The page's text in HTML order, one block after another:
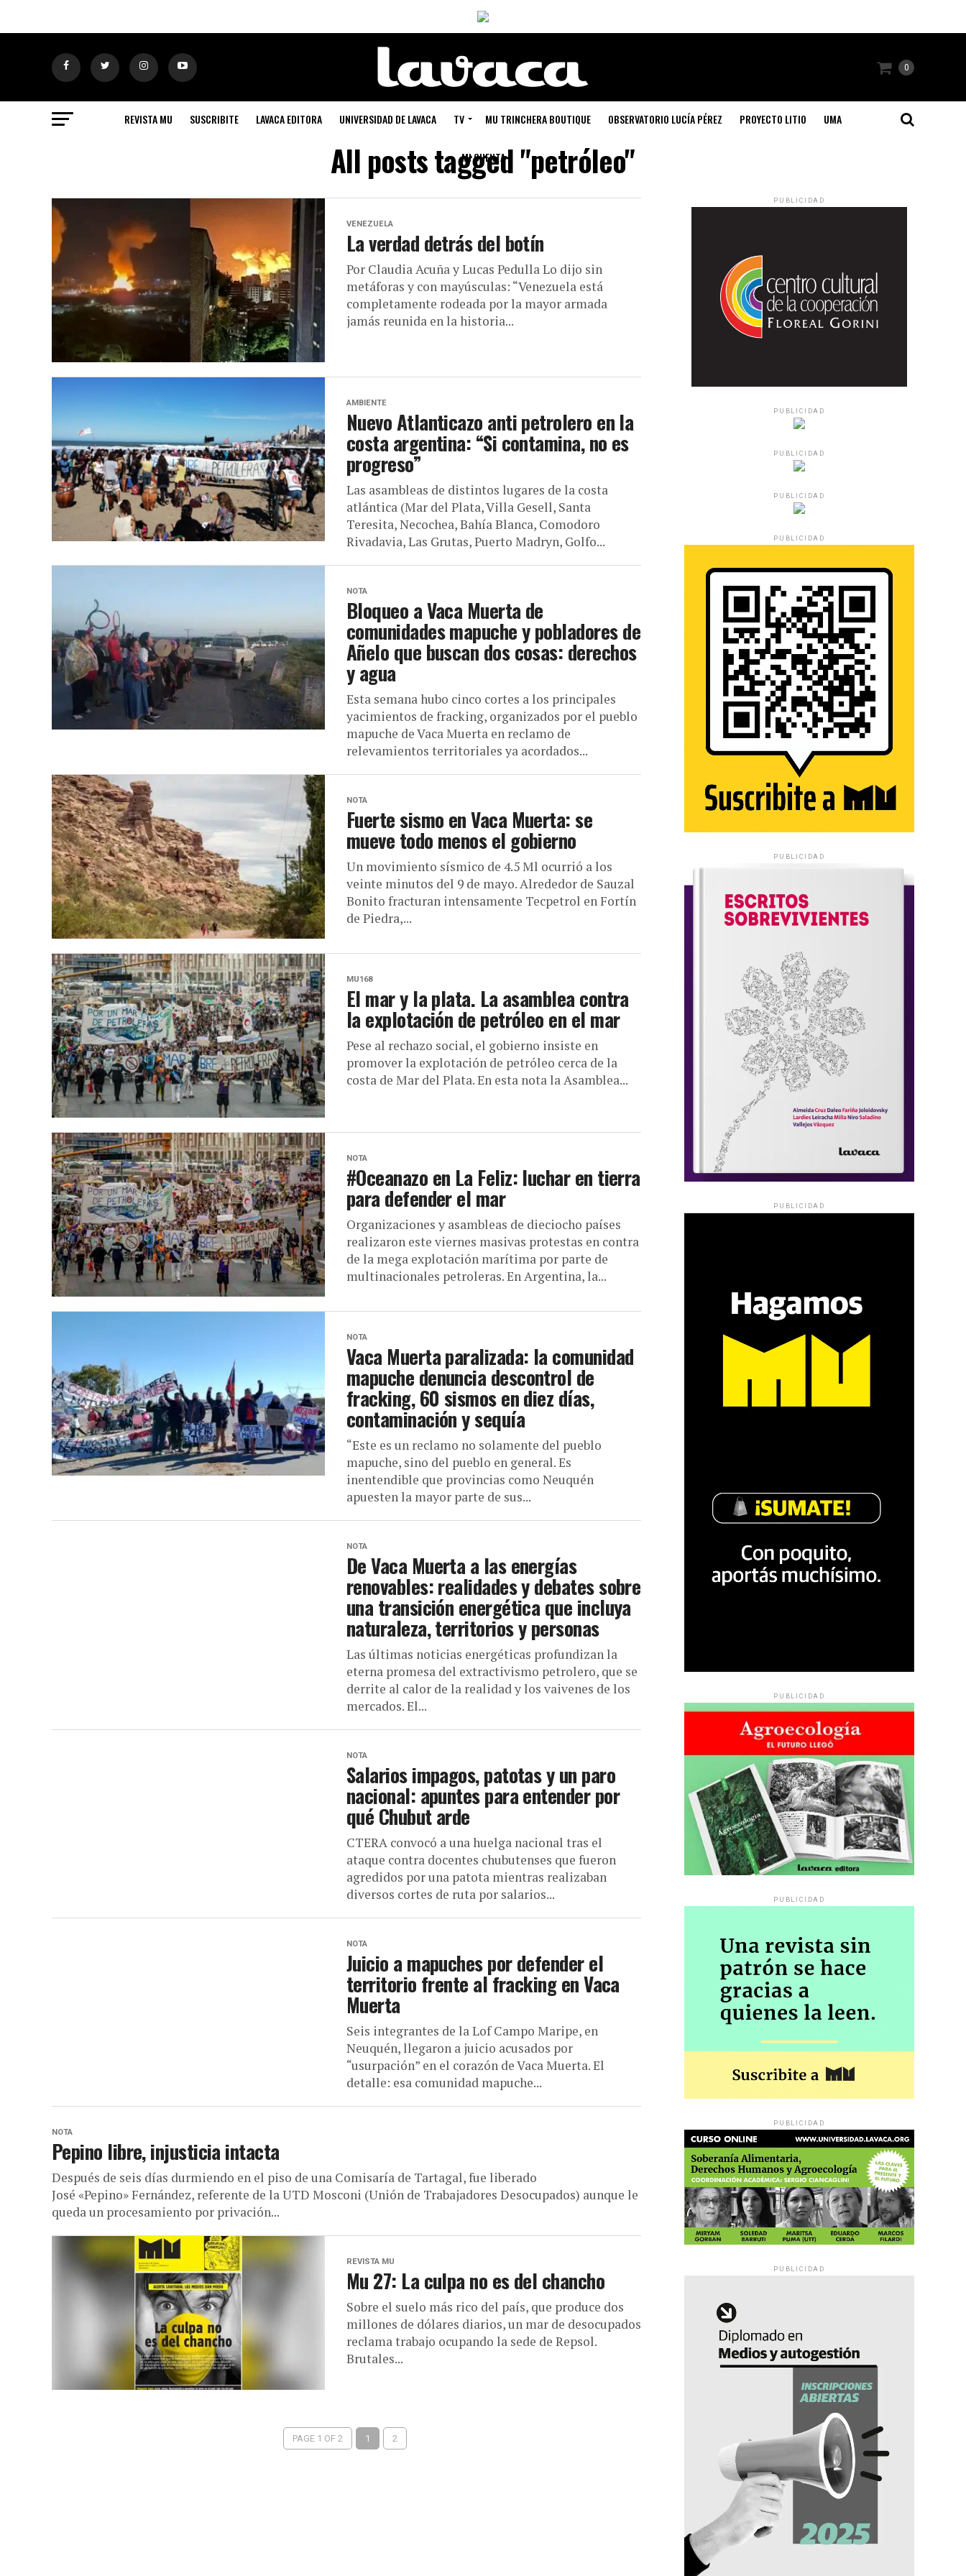
0
REVISTA MU SUSCRIBITE LAVACA EDITORA UNIVERSIDAD DE LAVACA TV MU TRINCHERA BOUTIQUE OBSERVATORIO LUCÍA PÉREZ PROYECTO LITIO UMA
MI CUENTA
All posts tagged "petróleo"
VENEZUELA
La verdad detrás del botín
Por Claudia Acuña y Lucas Pedulla Lo dijo sin
metáforas y con mayúsculas: “Venezuela está
completamente rodeada por la mayor armada
jamás reunida en la historia...
AMBIENTE
Nuevo Atlanticazo anti petrolero en la
costa argentina: “Si contamina, no es
progreso”
Las asambleas de distintos lugares de la costa
atlántica (Mar del Plata, Villa Gesell, Santa
Teresita, Necochea, Bahía Blanca, Comodoro
Rivadavia, Las Grutas, Puerto Madryn, Golfo...
NOTA
Bloqueo a Vaca Muerta de
comunidades mapuche y pobladores de
Añelo que buscan dos cosas: derechos
y agua
Esta semana hubo cinco cortes a los principales
yacimientos de fracking, organizados por el pueblo
mapuche de Vaca Muerta en reclamo de
relevamientos territoriales ya acordados...
NOTA
Fuerte sismo en Vaca Muerta: se
mueve todo menos el gobierno
Un movimiento sísmico de 4.5 Ml ocurrió a los
veinte minutos del 9 de mayo. Alrededor de Sauzal
Bonito fracturan intensamente Tecpetrol en Fortín
de Piedra,...
MU168
El mar y la plata. La asamblea contra
la explotación de petróleo en el mar
Pese al rechazo social, el gobierno insiste en
promover la explotación de petróleo cerca de la
costa de Mar del Plata. En esta nota la Asamblea...
NOTA
#Oceanazo en La Feliz: luchar en tierra
para defender el mar
Organizaciones y asambleas de dieciocho países
realizaron este viernes masivas protestas en contra
de la mega explotación marítima por parte de
multinacionales petroleras. En Argentina, la...
NOTA
Vaca Muerta paralizada: la comunidad
mapuche denuncia descontrol de
fracking, 60 sismos en diez días,
contaminación y sequía
“Este es un reclamo no solamente del pueblo
mapuche, sino del pueblo en general. Es
inentendible que provincias como Neuquén
apuesten la mayor parte de sus...
NOTA
De Vaca Muerta a las energías
renovables: realidades y debates sobre
una transición energética que incluya
naturaleza, territorios y personas
Las últimas noticias energéticas profundizan la
eterna promesa del extractivismo petrolero, que se
derrite al calor de la realidad y los vaivenes de los
mercados. El...
NOTA
Salarios impagos, patotas y un paro
nacional: apuntes para entender por
qué Chubut arde
CTERA convocó a una huelga nacional tras el
ataque contra docentes chubutenses que fueron
agredidos por una patota mientras realizaban
diversos cortes de ruta por salarios...
NOTA
Juicio a mapuches por defender el
territorio frente al fracking en Vaca
Muerta
Seis integrantes de la Lof Campo Maripe, en
Neuquén, llegaron a juicio acusados por
“usurpación” en el corazón de Vaca Muerta. El
detalle: esa comunidad mapuche...
NOTA
Pepino libre, injusticia intacta
Después de seis días durmiendo en el piso de una Comisaría de Tartagal, fue liberado
José «Pepino» Fernández, referente de la UTD Mosconi (Unión de Trabajadores Desocupados) aunque le
queda un procesamiento por privación...
REVISTA MU
Mu 27: La culpa no es del chancho
Sobre el suelo más rico del país, que produce dos
millones de dólares diarios, un mar de desocupados
reclama trabajo ocupando la sede de Repsol.
Brutales...
PAGE 1 OF 2 1 2
PUBLICIDAD
PUBLICIDAD
PUBLICIDAD
PUBLICIDAD
PUBLICIDAD
PUBLICIDAD
PUBLICIDAD
PUBLICIDAD
PUBLICIDAD
PUBLICIDAD
PUBLICIDAD